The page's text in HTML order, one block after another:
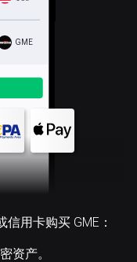
GME
用卡购买 GME：
资产。